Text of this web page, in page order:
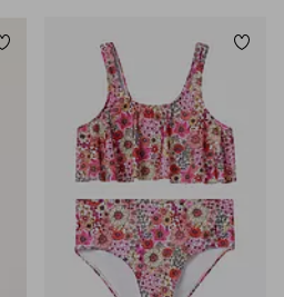
Tilføj til favoritter
134/140 158/164